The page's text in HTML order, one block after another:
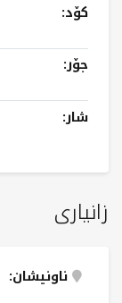
کۆد:
جۆر:
شار:
زانیاری
ناونیشان: